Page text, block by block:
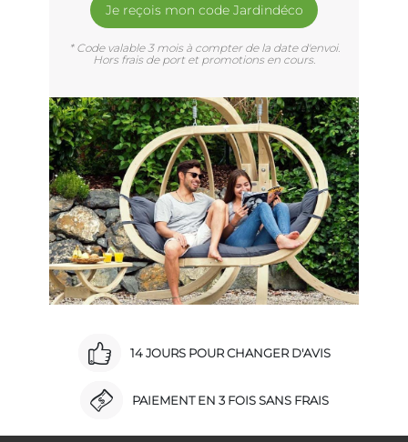
Je reçois mon code Jardindéco
* Code valable 3 mois à compter de la date d'envoi.
Hors frais de port et promotions en cours.
14 JOURS POUR CHANGER D'AVIS
PAIEMENT EN 3 FOIS SANS FRAIS